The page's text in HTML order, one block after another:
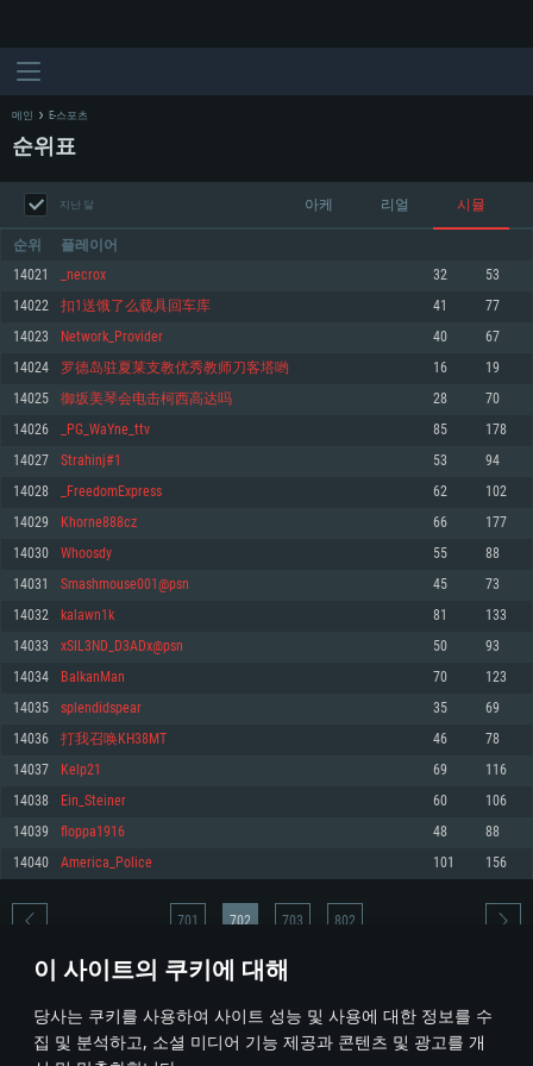
이 사이트의 쿠키에 대해
당사는 쿠키를 사용하여 사이트 성능 및 사용에 대한 정보를 수
집 및 분석하고, 소셜 미디어 기능 제공과 콘텐츠 및 광고를 개
최소사양
운영체제: Windows 10 (64 bit)
프로세서: 2.2 GHz 듀얼코어 이상
메모리: 4GB
그래픽 카드: DirectX 11 이상을 지원하는 AMD Radeon 77XX / NVIDIA
GeForce GT 660. 최소 사양 해상도: 720p
네트워크: 브로드밴드 인터넷
여유 저장 공간: 22.1 GB (최소 클라이언트)
권장 사양
570 혹은 그 이상
여유 저장 공간: 62.2 GB (전체 클라이언트)
최소사양
운영체제: Mac OS Big Sur 11.0
프로세서: 최소 2.2 GHz의 Core i5 (Intel Xeon 은 지원하지 않습니다)
메모리: 6 GB
그래픽 카드: Metal 을 지원하는 Intel Iris Pro 5200 (Mac), 혹은 이와 비슷한 성
능을 가지는 Mac 버전의 AMD/Nvidia. 최소 해상도: 720p
네트워크: 브로드밴드 인터넷
여유 저장 공간: 22.1 GB (최소 클라이언트)
권장 사양
네트워크: 브로드밴드 인터넷
여유 저장 공간: 62.2 GB (전체 클라이언트)
최소사양
운영체제: 64bit Linux 중 최신 버전
프로세서: 2.4 GHz 듀얼코어
메모리: 4 GB
그래픽 카드: Vulkan 을 지원하고, 최신 그래픽 드라이버를 지원하는 NVIDIA
660 (6개월 미만) 혹은 그와 동급의 성능을 가지며 최신 그래픽 드라이버를 지
원하는 AMD (6개월 미만; 최소사양 지원 해상도 720p)
네트워크: 브로드밴드 인터넷
여유 저장 공간: 22.1 GB (최소 클라이언트)
권장 사양
운영체제: Ubuntu 20.04 64bit
프로세서: Intel Core i7
메모리: 16 GB
그래픽 카드: Vulkan 을 지원하고, 최신 그래픽 드라이버를 지원하는 NVIDIA
1060 (6개월 미만) 혹은 그와 동급의 성능을 가지며 최신 그래픽 드라이버를
지원하는 AMD RX 570 (6개월 미만; 최소사양 지원 해상도 720p) 이상
여유 저장 공간: 62.2 GB (전체 클라이언트)
메인 E-스포츠
순위표
지난 달 아케 리얼 시뮬
순위 플레이어
14021 _necrox 32 53
14022 扣1送饿了么载具回车库 41 77
14023 Network_Provider 40 67
14024 罗德岛驻夏莱支教优秀教师刀客塔哟 16 19
14025 御坂美琴会电击柯西高达吗 28 70
14026 _PG_WaYne_ttv 85 178
14027 Strahinj#1 53 94
14028 _FreedomExpress 62 102
14029 Khorne888cz 66 177
14030 Whoosdy 55 88
14031 Smashmouse001@psn 45 73
14032 kalawn1k 81 133
14033 xSIL3ND_D3ADx@psn 50 93
14034 BalkanMan 70 123
14035 splendidspear 35 69
14036 打我召唤KH38MT 46 78
14037 Kelp21 69 116
14038 Ein_Steiner 60 106
14039 floppa1916 48 88
14040 America_Police 101 156
* 순위표는 매일 1회 갱신됩니다
701 702 703 802